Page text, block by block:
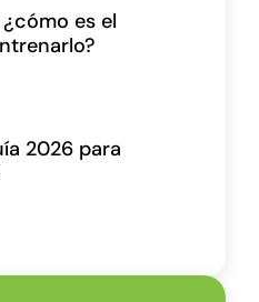
es el
2026 para